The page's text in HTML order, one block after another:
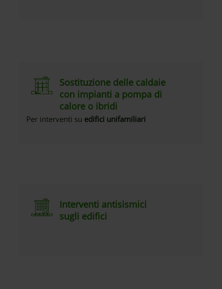
Sostituzione delle caldaie
con impianti a pompa di
calore o ibridi
Per interventi su edifici unifamiliari
Interventi antisismici
sugli edifici